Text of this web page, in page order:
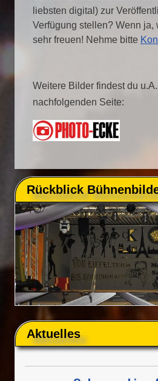
Aktuelles
liebsten digital) zur
Verfügung stellen? Wenn ja,
sehr freuen! Nehme bitte
Weitere Bilder findest du
nachfolgenden Seite:
Rückblick